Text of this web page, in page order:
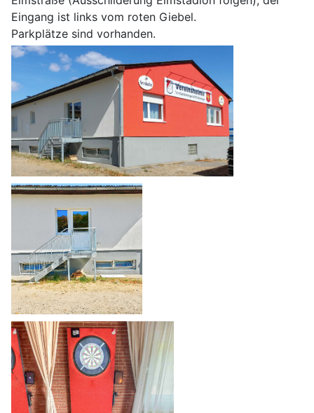
Eingang ist links vom roten Giebel.
Parkplätze sind vorhanden.